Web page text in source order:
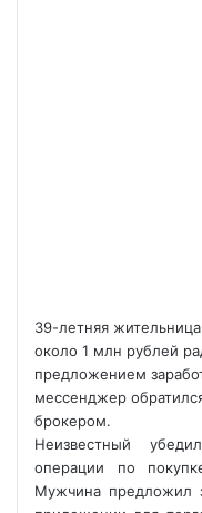
39-летняя
около 1 млн рублей
предложением
мессенджер
брокером.
Неизвестный
операции по
Мужчина предложил